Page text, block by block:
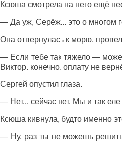
Ксюша смотрела на него ещё
— Да уж, Серёж... это о многом
Она отвернулась к морю,
— Если тебе так тяжело —
Виктор, конечно, оплату не
Сергей опустил глаза.
— Нет... сейчас нет. Мы и так еле
Ксюша кивнула, будто именно
— Ну, раз ты не можешь решить